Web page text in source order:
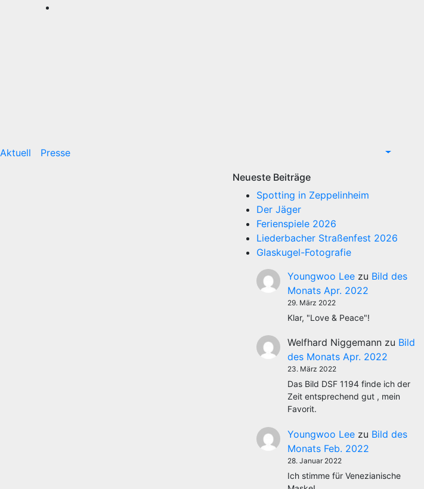
Aktuell Presse
Neueste Beiträge
Spotting in Zeppelinheim
Der Jäger
Ferienspiele 2026
Liederbacher Straßenfest 2026
Glaskugel-Fotografie
Youngwoo Lee zu Bild des
Monats Apr. 2022
29. März 2022
Klar, "Love & Peace"!
Welfhard Niggemann zu Bild
des Monats Apr. 2022
23. März 2022
Das Bild DSF 1194 finde ich der
Zeit entsprechend gut , mein
Favorit.
Youngwoo Lee zu Bild des
Monats Feb. 2022
28. Januar 2022
Ich stimme für Venezianische